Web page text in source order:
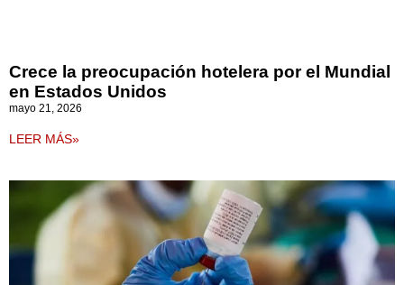
Crece la preocupación hotelera por el Mundial
en Estados Unidos
mayo 21, 2026
LEER MÁS»